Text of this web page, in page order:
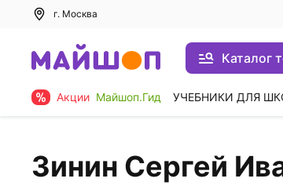
г. Москва
Каталог
Акции Майшоп.Гид УЧЕБНИКИ ДЛЯ
Зинин Сергей